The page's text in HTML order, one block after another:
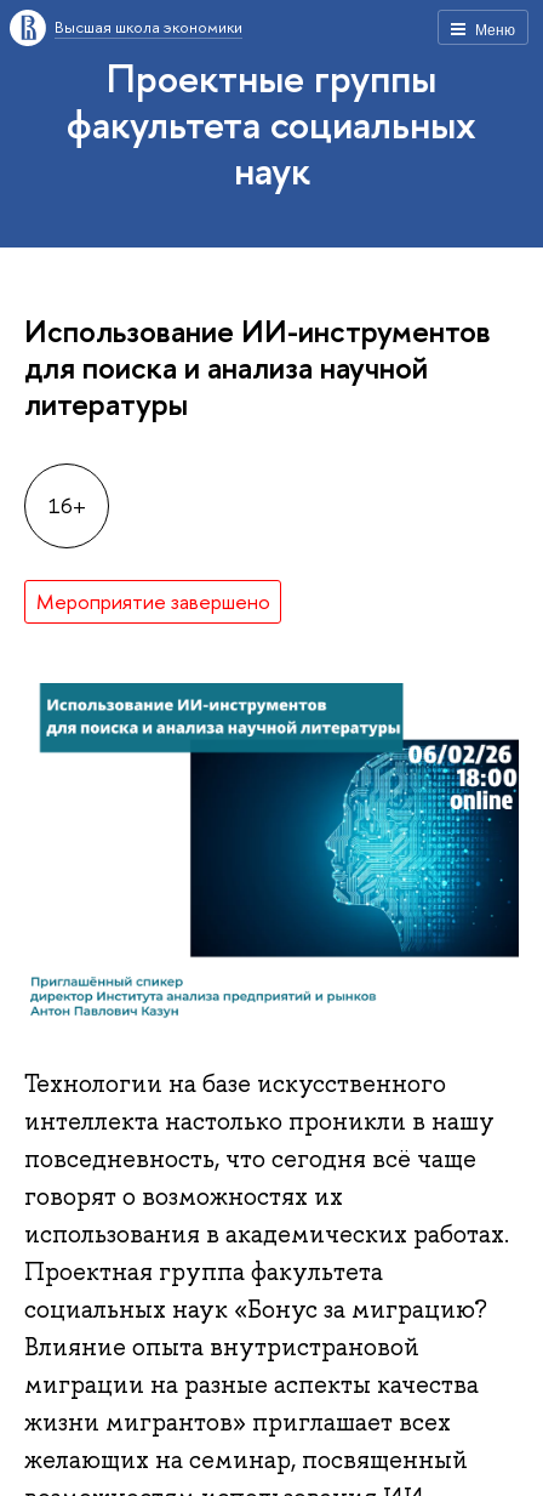
Меню
Высшая школа экономики
Проектные группы
факультета социальных
наук
Использование ИИ-инструментов
для поиска и анализа научной
литературы
16+
Мероприятие завершено
Технологии на базе искусственного
интеллекта настолько проникли в нашу
повседневность, что сегодня всё чаще
говорят о возможностях их
использования в академических работах.
Проектная группа факультета
социальных наук «Бонус за миграцию?
Влияние опыта внутристрановой
миграции на разные аспекты качества
жизни мигрантов» приглашает всех
желающих на семинар, посвященный